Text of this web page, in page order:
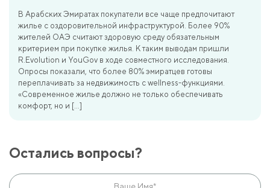
В Арабских Эмиратах покупатели все чаще предпочитают
жилье с оздоровительной инфраструктурой. Более 90%
жителей ОАЭ считают здоровую среду обязательным
критерием при покупке жилья. К таким выводам пришли
R.Evolution и YouGov в ходе совместного исследования.
Опросы показали, что более 80% эмиратцев готовы
переплачивать за недвижимость с wellness-функциями.
«Современное жилье должно не только обеспечивать
комфорт, но и […]
Остались вопросы?